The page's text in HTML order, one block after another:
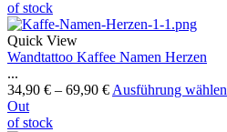
of stock
Quick View
Wandtattoo Kaffee Namen Herzen
...
34,90 € – 69,90 € Ausführung wählen
Out
of stock